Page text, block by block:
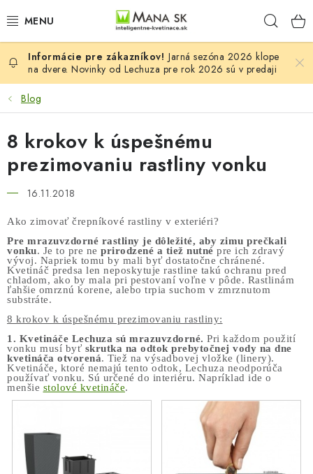
na
VŠETKY MODELY LECHUZA
NOVINKY LECHUZA
STOLOVÉ KVETINÁČE LECHUZA
PREMIUM
STONE
PALO
COTTAGE
O nás Obchodné podmienky Poštovné
Veľkoobchod
Ochrana osobných údajov
Kontakt
Napíšte nám
Reklamačný poriadok
Odstúpenie od zmluvy
Jarná sezóna 2026 klope
na dvere. Novinky od Lechuza pre rok 2026 sú v predaji
Blog
8 krokov k úspešnému
prezimovaniu rastliny vonku
16.11.2018
Ako zimovať črepníkové rastliny v exteriéri?
Pre mrazuvzdorné rastliny je dôležité, aby zimu prečkali
vonku. Je to pre ne prirodzené a tiež nutné pre ich zdravý
vývoj. Napriek tomu by mali byť dostatočne chránené.
Kvetináč predsa len neposkytuje rastline takú ochranu pred
chladom, ako by mala pri pestovaní voľne v pôde. Rastlinám
ľahšie omrznú korene, alebo trpia suchom v zmrznutom
substráte.
8 krokov k úspešnému prezimovaniu rastliny:
1. Kvetináče Lechuza sú mrazuvzdorné. Pri každom použití
vonku musí byť skrutka na odtok prebytočnej vody na dne
kvetináča otvorená. Tiež na výsadbovej vložke (linery).
Kvetináče, ktoré nemajú tento odtok, Lechuza neodporúča
používať vonku. Sú určené do interiéru. Napríklad ide o
menšie stolové kvetináče.